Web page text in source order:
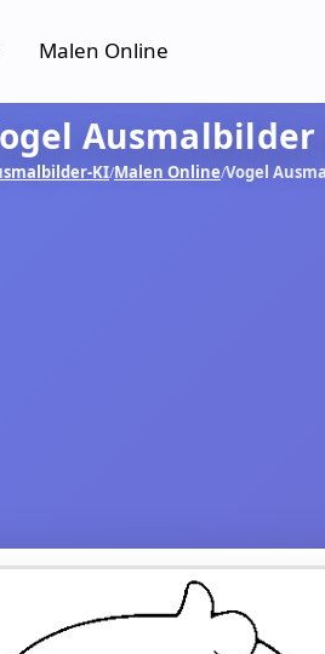
Malen Online
KI/Malen Online/Vogel